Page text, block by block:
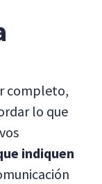
completo,
lo que
indiquen